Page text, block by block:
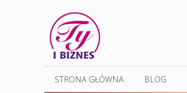
STRONA GŁÓWNA BLOG